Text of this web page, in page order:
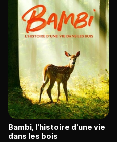
Bambi, l'histoire d'une vie
dans les bois